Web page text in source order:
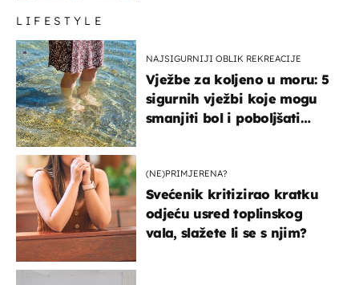
LIFESTYLE
NAJSIGURNIJI OBLIK REKREACIJE
Vježbe za koljeno u moru: 5
sigurnih vježbi koje mogu
smanjiti bol i poboljšati
(NE)PRIMJERENA?
Svećenik kritizirao kratku
odjeću usred toplinskog
vala, slažete li se s njim?